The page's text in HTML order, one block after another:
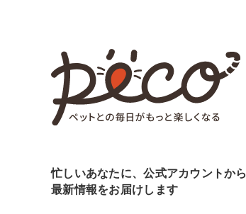
忙しいあなたに、公式アカウントから
最新情報をお届けします